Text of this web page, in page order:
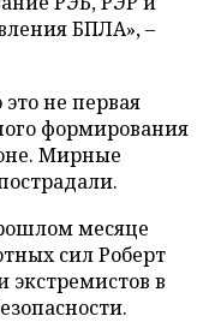
БПЛА», –
не первая
формирования
Мирные
месяце
сил Роберт
экстремистов в